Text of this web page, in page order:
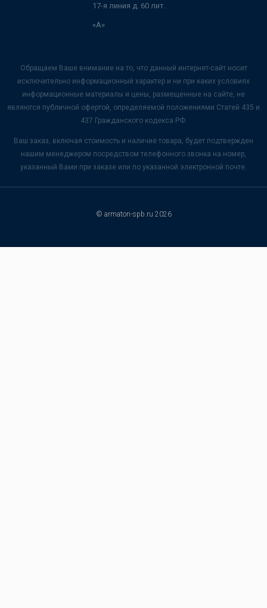
17-я линия д. 60 лит.
«А»
Обращаем Ваше внимание на то, что данный интернет-сайт носит
исключительно информационный характер и ни при каких условиях
информационные материалы и цены, размещенные на сайте, не
являются публичной офертой, определяемой положениями Статей 435 и
437 Гражданского кодекса РФ.
Ваш заказ, включая стоимость и наличие товара, будет подтвержден
нашим менеджером посредством телефонного звонка на номер,
указанный Вами при заказе или по указанной электронной почте.
© armaton-spb.ru 2026